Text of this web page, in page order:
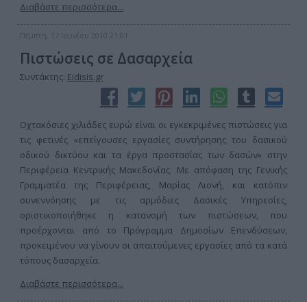
Διαβάστε περισσότερα...
Πέμπτη, 17 Ιουνίου 2010 21:01
Πιστώσεις σε Δασαρχεία
Συντάκτης: Eidisis.gr
Οχτακόσιες χιλιάδες ευρώ είναι οι εγκεκριμένες πιστώσεις για
τις φετινές «επείγουσες εργασίες συντήρησης του δασικού
οδικού δικτύου και τα έργα προστασίας των δασών» στην
Περιφέρεια Κεντρικής Μακεδονίας. Με απόφαση της Γενικής
Γραμματέα της Περιφέρειας, Μαρίας Λιονή, και κατόπιν
συνεννόησης με τις αρμόδιες Δασικές Υπηρεσίες,
οριστικοποιήθηκε η κατανομή των πιστώσεων, που
προέρχονται από το Πρόγραμμα Δημοσίων Επενδύσεων,
προκειμένου να γίνουν οι απαιτούμενες εργασίες από τα κατά
τόπους δασαρχεία.
Διαβάστε περισσότερα...